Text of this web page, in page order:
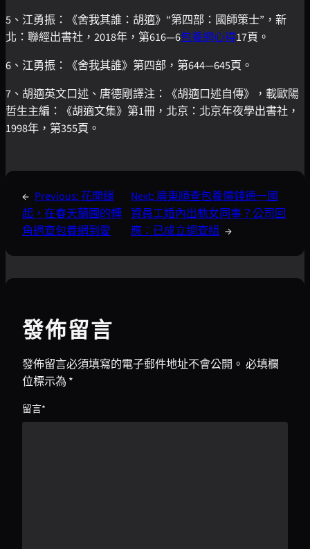
5、江勇振：《舍我其誰：胡適》“第四部：國師策士”，新
北：聯經出書社，2018年，第616—6包養網心得17頁。
6、江勇振：《舍我其誰》第四部，第644—645頁。
7、胡適英文口述、唐德剛譯注：《胡適口述自傳》，載歐陽
哲生主編：《胡適文集》第1冊，北京：北京年夜學出書社，
1998年，第355頁。
← Previous:花開緣
起，在春天蘭圃的轉
角遇查包養網到愛
Next: 廣東順查包養價錢德一國
資員工婚內出軌女同事？公司回
應：已成立調查組 →
發佈留言
發佈留言必須填寫的電子郵件地址不會公開。 必填欄
位標示為 *
留言*